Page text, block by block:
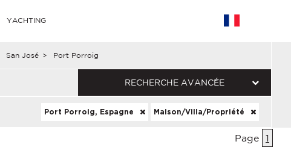
YACHTING
San José > Port Porroig
RECHERCHE AVANCÉE
Port Porroig, Espagne Maison/Villa/Propriété
Page 1